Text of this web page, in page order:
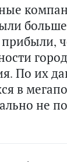
больше
По их
в
не